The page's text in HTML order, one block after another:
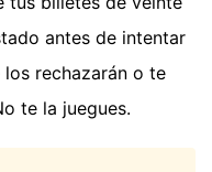
antes de intentar
rechazarán o te
te la juegues.